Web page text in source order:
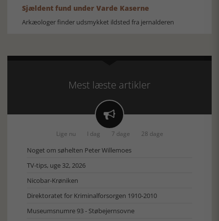
Sjældent fund under Varde Kaserne
Arkæologer finder udsmykket ildsted fra jernalderen
Mest læste artikler

Lige nu I dag 7 dage 28 dage
Noget om søhelten Peter Willemoes
TV-tips, uge 32, 2026
Nicobar-Krøniken
Direktoratet for Kriminalforsorgen 1910-2010
Museumsnumre 93 - Støbejernsovne